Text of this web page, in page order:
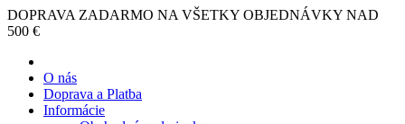
DOPRAVA ZADARMO NA VŠETKY OBJEDNÁVKY NAD
500 €
O nás
Doprava a Platba
Informácie